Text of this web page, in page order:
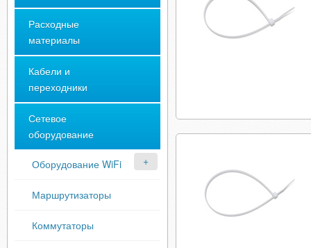
Расходные
материалы
Кабели и
переходники
Сетевое
оборудование
Оборудование WiFi
Маршрутизаторы
Коммутаторы